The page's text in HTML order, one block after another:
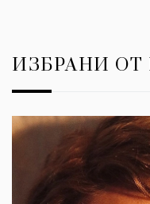
ИЗБРАНИ ОТ